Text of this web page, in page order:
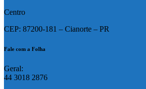
Centro
CEP: 87200-181 – Cianorte – PR
Fale com a Folha
Geral:
44 3018 2876